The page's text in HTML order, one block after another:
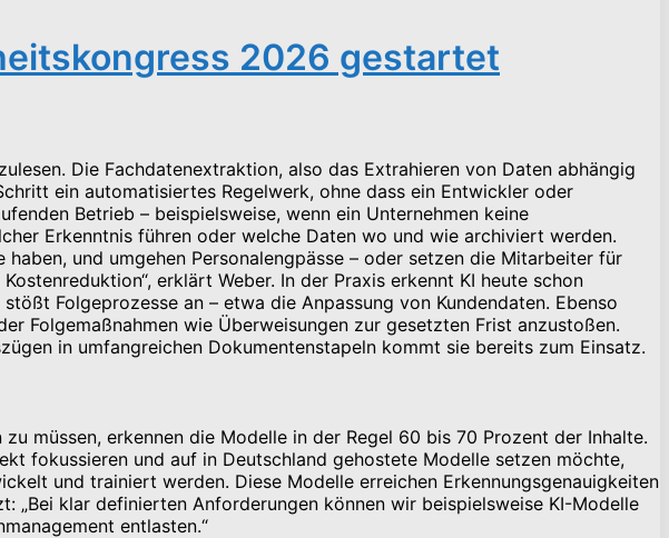
2026 gestartet
Die Fachdatenextraktion, also das Extrahieren von Daten abhängig
ein automatisiertes Regelwerk, ohne dass ein Entwickler oder
Betrieb – beispielsweise, wenn ein Unternehmen keine
Erkenntnis führen oder welche Daten wo und wie archiviert werden.
und umgehen Personalengpässe – oder setzen die Mitarbeiter für
erklärt Weber. In der Praxis erkennt KI heute schon
Folgeprozesse an – etwa die Anpassung von Kundendaten. Ebenso
Folgemaßnahmen wie Überweisungen zur gesetzten Frist anzustoßen.
in umfangreichen Dokumentenstapeln kommt sie bereits zum Einsatz.
müssen, erkennen die Modelle in der Regel 60 bis 70 Prozent der Inhalte.
fokussieren und auf in Deutschland gehostete Modelle setzen möchte,
und trainiert werden. Diese Modelle erreichen Erkennungsgenauigkeiten
„Bei klar definierten Anforderungen können wir beispielsweise KI-Modelle
entlasten.“